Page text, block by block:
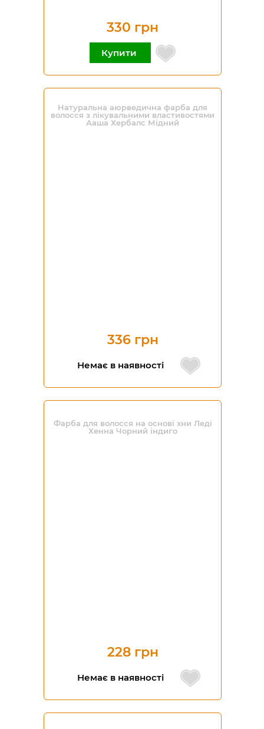
330 грн
Купити
Натуральна аюрведична фарба для
волосся з лікувальними властивостями
Ааша Хербалс Мідний
336 грн
Немає в наявності
Фарба для волосся на основі хни Леді
Хенна Чорний індиго
228 грн
Немає в наявності